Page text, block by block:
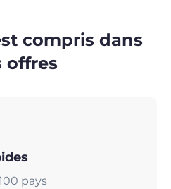
compris dans
offres
pays